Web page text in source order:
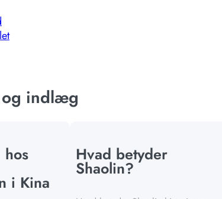
indlæg
i Kina
Hvad betyder
Shaolin?